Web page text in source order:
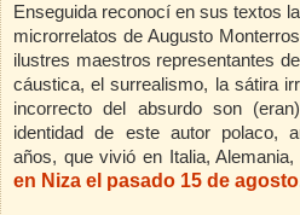
Enseguida reconocí en sus textos
microrrelatos de Augusto
ilustres maestros representantes
cáustica, el surrealismo, la sátira
incorrecto del absurdo son
identidad de este autor polaco,
años, que vivió en Italia,
en Niza el pasado 15 de agosto